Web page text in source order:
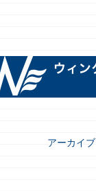
アーカイブ